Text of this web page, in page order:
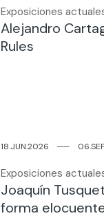
Exposiciones
Alejandro
Rules
18.JUN.2026 ──
Exposiciones
Joaquín
forma